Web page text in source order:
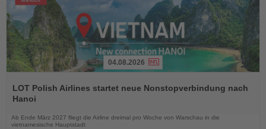
Sie
die
04.08.2026
LOT Polish Airlines startet neue Nonstopverbindung nach
Hanoi
Ab Ende März 2027 fliegt die Airline dreimal pro Woche von Warschau in die
vietnamesische Hauptstadt